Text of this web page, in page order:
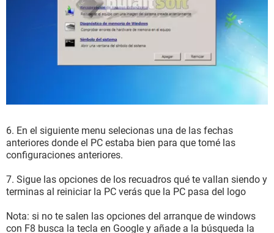
6. En el siguiente menu selecionas una de las fechas
anteriores donde el PC estaba bien para que tomé las
configuraciones anteriores.
7. Sigue las opciones de los recuadros qué te vallan siendo y
terminas al reiniciar la PC verás que la PC pasa del logo
Nota: si no te salen las opciones del arranque de windows
con F8 busca la tecla en Google y añade a la búsqueda la